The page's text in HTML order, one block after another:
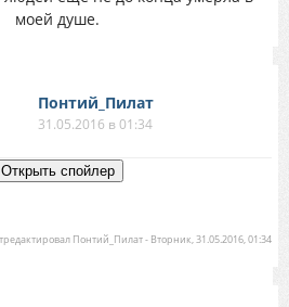
моей душе.
Понтий_Пилат
31.05.2016 в 01:34
Понтий_Пилат- Вторник, 31.05.2016, 01:34